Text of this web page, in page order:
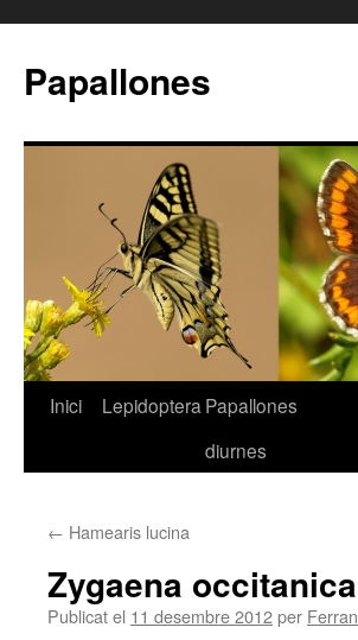
Papallones
Vés
Inici Lepidoptera Papallones
diurnes
← Hamearis lucina
Zygaena occitanica
Publicat el 11 desembre 2012per Ferran